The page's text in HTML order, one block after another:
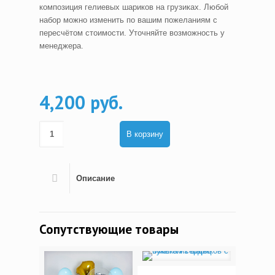
композиция гелиевых шариков на грузиках. Любой
набор можно изменить по вашим пожеланиям с
пересчётом стоимости. Уточняйте возможность у
менеджера.
4,200 руб.
В корзину
Описание
Сопутствующие товары